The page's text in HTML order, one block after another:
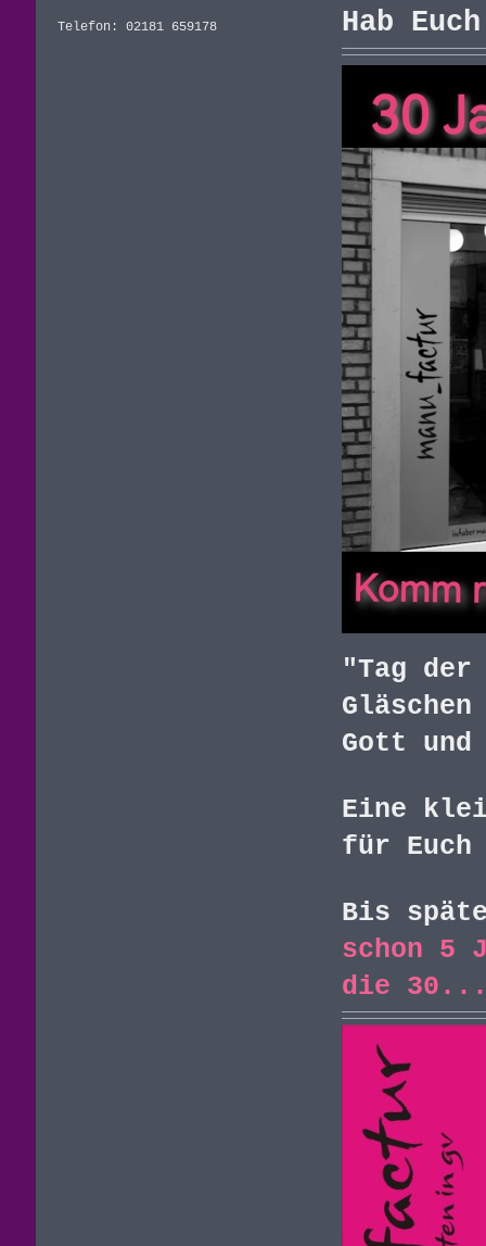
Hab
"Tag
Gott
Eine
für
Bis
schon 5
die
Telefon: 02181 659178